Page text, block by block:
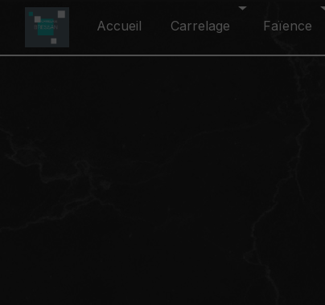
Accueil Carrelage Faïence
Panneau de gestion des cookies